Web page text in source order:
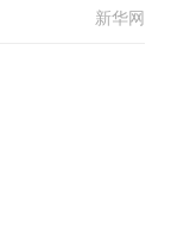
新华网